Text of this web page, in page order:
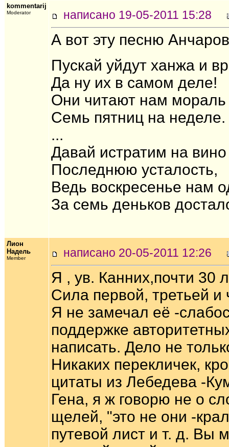
kommentarij
Moderator написано 19-05-2011 15:28
А вот эту песню
Пускай уйдут ханжа и
Да ну их в самом деле!
Они читают нам мораль
Семь пятниц на неделе.
...
Давай истратим на вино
Последнюю усталость,
Ведь воскресенье нам
За семь деньков
Лион
Надель
Member написано 20-05-2011 12:26
Я , ув. Канних,почти 30
Сила первой, третьей и
Я не замечал её -
поддержке
написать. Дело не
Никаких перекличек,
цитаты из Лебедева -
Гена, я ж говорю не о
щелей, "это не они -
путевой лист и т. д. Вы